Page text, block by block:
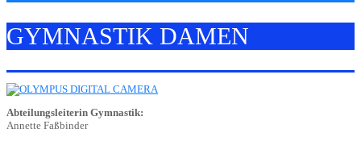
GYMNASTIK DAMEN
Abteilungsleiterin Gymnastik:
Annette Faßbinder